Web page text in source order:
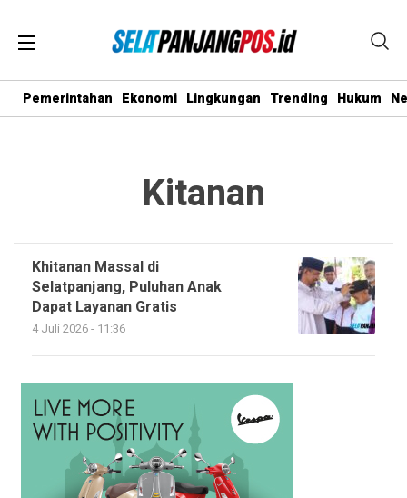
Pemerintahan Ekonomi Lingkungan Trending Hukum
Kitanan
Khitanan Massal di
Selatpanjang, Puluhan Anak
Dapat Layanan Gratis
4 Juli 2026 - 11:36